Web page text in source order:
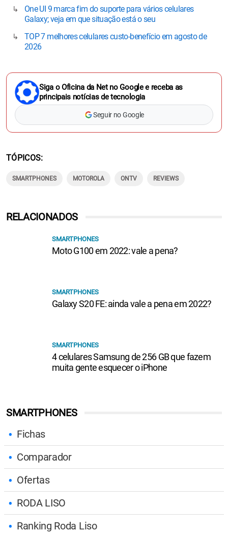
One UI 9 marca fim do suporte para vários celulares
Galaxy; veja em que situação está o seu
TOP 7 melhores celulares custo-benefício em agosto de
2026
Siga o Oficina da Net no Google e receba as
principais notícias de tecnologia
Seguir no Google
TÓPICOS
SMARTPHONES MOTOROLA ONTV REVIEWS
SMARTPHONES
Fichas
Comparador
Ofertas
RODA LISO
Ranking Roda Liso
RELACIONADOS
SMARTPHONES
Moto G100 em 2022: vale a pena?
SMARTPHONES
Galaxy S20 FE: ainda vale a pena em 2022?
SMARTPHONES
4 celulares Samsung de 256 GB que fazem
muita gente esquecer o iPhone